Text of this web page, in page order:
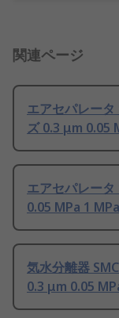
関連ページ
エアセパレー
ズ 0.3 μm 0.05
エアセパレー
0.05 MPa 1 MPa
気水分離器
0.3 μm 0.05